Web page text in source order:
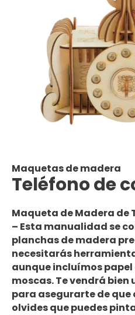
Maquetas de madera
Teléfono de
Maqueta de Madera de
– Esta manualidad se
planchas de madera
necesitarás
aunque incluímos papel
moscas. Te vendrá bien
para asegurarte de que
olvides quepuedes